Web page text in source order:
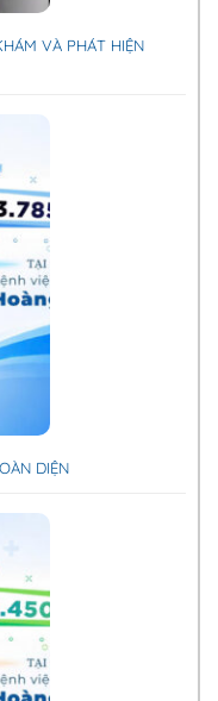
VÀ PHÁT HIỆN
DIỆN